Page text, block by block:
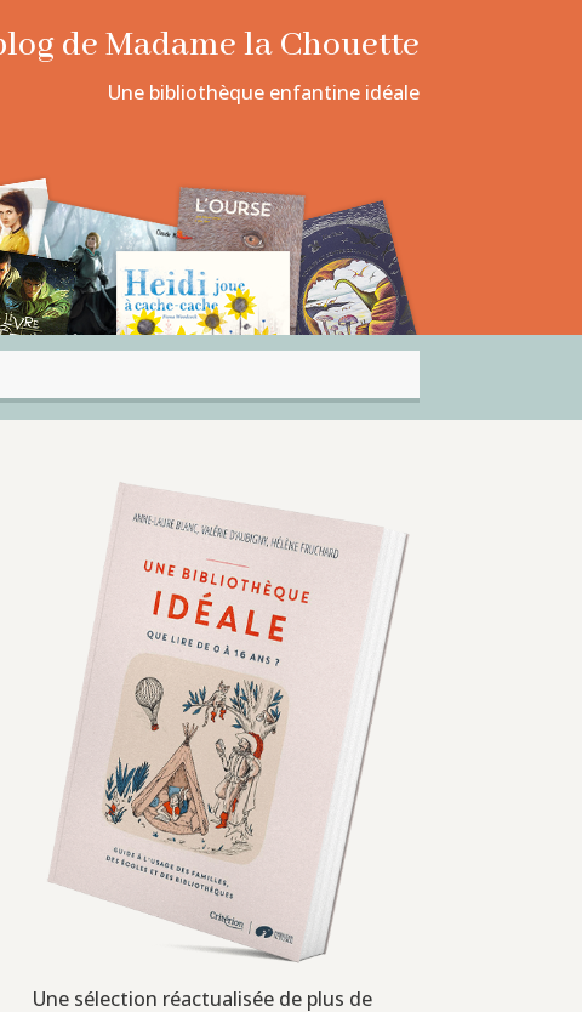
de Madame la Chouette
Une bibliothèque enfantine idéale
Une sélection réactualisée de plus de